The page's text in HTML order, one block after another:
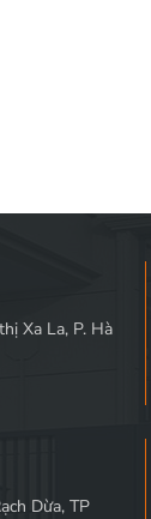
Xa La, P. Hà
Dừa, TP